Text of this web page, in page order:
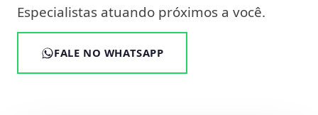
Especialistas atuando próximos a você.
FALE NO WHATSAPP